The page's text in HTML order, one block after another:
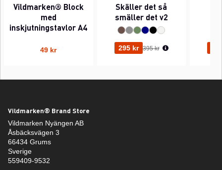
Vildmarken® Block
med
inskjutningstavlor A4
49 kr
Skäller det så
smäller det v2
295 kr Ordinarie pris:
395 kr
Vildmarken® Brand Store
Vildmarken Nyängen AB
Åsbäcksvägen 3
66434 Grums
Sverige
559409-9532